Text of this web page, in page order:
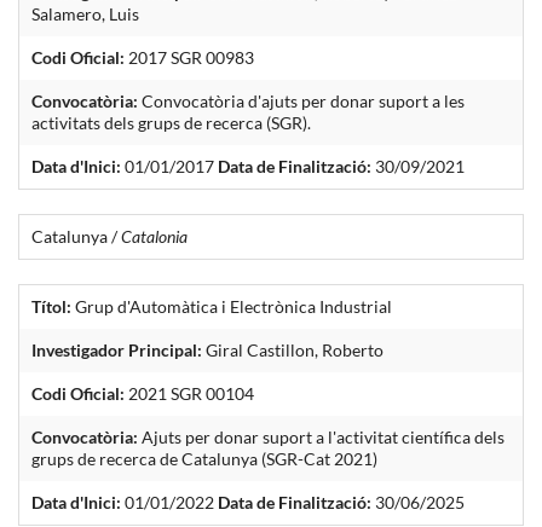
Salamero, Luis
Codi Oficial: 2017 SGR 00983
Convocatòria: Convocatòria d'ajuts per donar suport a les
activitats dels grups de recerca (SGR).
Data d'Inici: 01/01/2017 Data de Finalització: 30/09/2021
Catalunya /Catalonia
Títol: Grup d'Automàtica i Electrònica Industrial
Investigador Principal: Giral Castillon, Roberto
Codi Oficial: 2021 SGR 00104
Convocatòria: Ajuts per donar suport a l'activitat científica dels
grups de recerca de Catalunya (SGR-Cat 2021)
Data d'Inici: 01/01/2022 Data de Finalització: 30/06/2025